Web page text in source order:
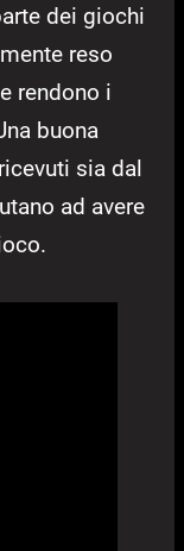
dei giochi
reso
rendono i
buona
sia dal
ad avere